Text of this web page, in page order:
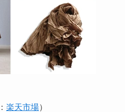
楽天市場）